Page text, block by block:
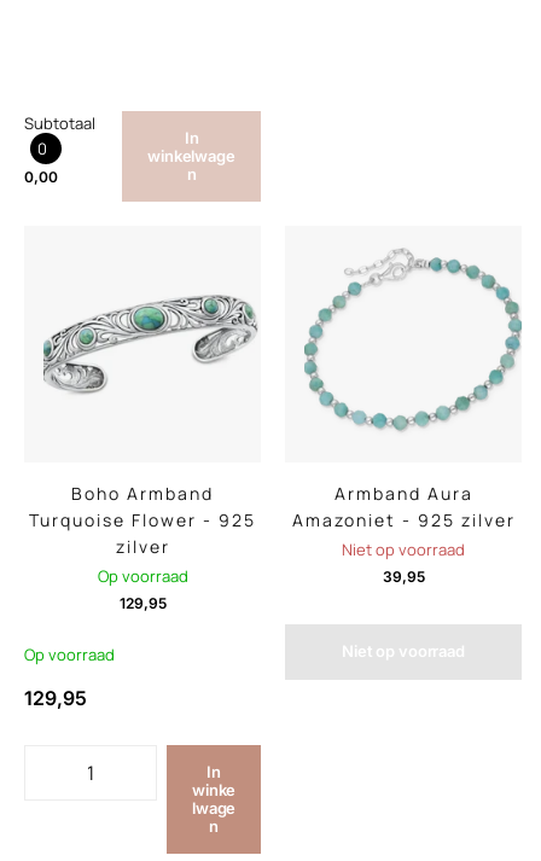
Subtotaal
0
0,00
In
winkelwage
n
Boho Armband
Turquoise Flower - 925
zilver
Op voorraad
129,95
Op voorraad
129,95
In
winke
lwage
n
Armband Aura
Amazoniet - 925 zilver
Niet op voorraad
39,95
Niet op voorraad